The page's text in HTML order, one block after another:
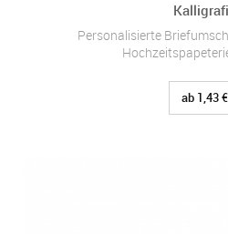
Personalisierte
ab 1,43 €